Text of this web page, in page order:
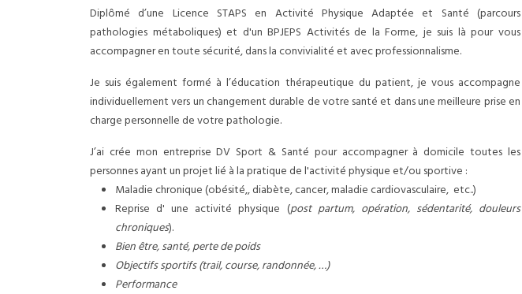
Diplômé d’une Licence STAPS en Activité Physique Adaptée et Santé (parcours
pathologies métaboliques) et d'un BPJEPS Activités de la Forme, je suis là pour vous
accompagner en toute sécurité, dans la convivialité et avec professionnalisme.
Je suis également formé à l’éducation thérapeutique du patient, je vous accompagne
individuellement vers un changement durable de votre santé et dans une meilleure prise en
charge personnelle de votre pathologie.
J’ai crée mon entreprise DV Sport & Santé pour accompagner à domicile toutes les
personnes ayant un projet lié à la pratique de l'activité physique et/ou sportive :
Maladie chronique (obésité,, diabète, cancer, maladie cardiovasculaire, etc..)
Reprise d' une activité physique (post partum, opération, sédentarité, douleurs
chroniques).
Bien être, santé, perte de poids
Objectifs sportifs (trail, course, randonnée, …)
Performance